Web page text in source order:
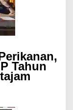
Tahun